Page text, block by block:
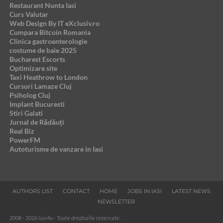
Restaurant Nunta Iasi
Curs Valutar
Web Design By IT eXclusiv.ro
Cumpara Bitcoin Romania
Clinica gastroenterologie
costume de baie 2025
Bucharest Escorts
Optimizare site
Taxi Heathrow to London
Cursuri Lamaze Cluj
Psiholog Cluj
Implant Bucuresti
Stiri Galati
Jurnal de Rădăuți
Real Biz
PowerFM
Autoturisme de vanzare in Iasi
AUTHORS LIST CONTACT HOME JOBS IN IASI
LATEST NEWS
NEWSLETTER
2008 - 2026 Iasi4u - Toate drepturile rezervate.